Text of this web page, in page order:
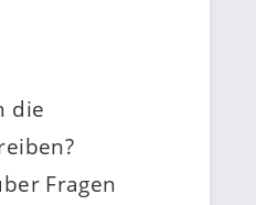
die
Fragen